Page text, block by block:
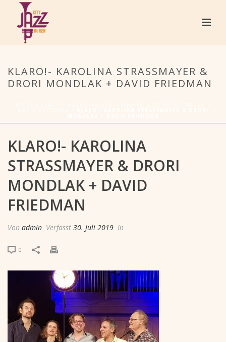
KLARO!- KAROLINA STRASSMAYER &
DRORI MONDLAK + DAVID FRIEDMAN
KLARO!- KAROLINA
STRASSMAYER & DRORI
MONDLAK + DAVID
FRIEDMAN
Von admin Verfasst 30. Juli 2019 In
0